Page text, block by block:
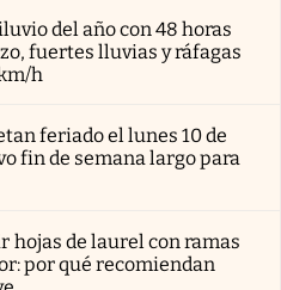
del año con 48 horas
fuertes lluvias y ráfagas
h
feriado el lunes 10 de
fin de semana largo para
hojas de laurel con ramas
por qué recomiendan